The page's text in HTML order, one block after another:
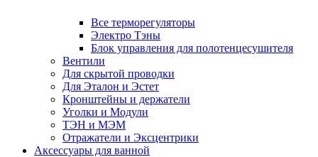
Все терморегуляторы
Электро Тэны
Блок управления для полотенцесушителя
Вентили
Для скрытой проводки
Для Эталон и Эстет
Кронштейны и держатели
Уголки и Модули
ТЭН и МЭМ
Отражатели и Эксцентрики
Аксессуары для ванной